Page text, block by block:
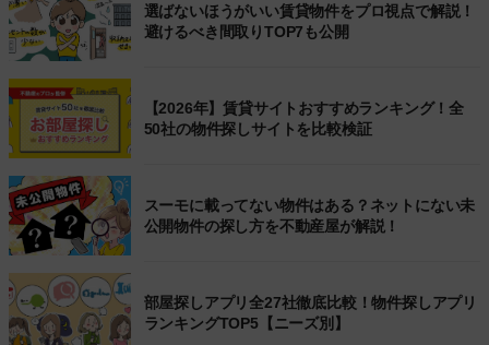
選ばないほうがいい賃貸物件をプロ視点で解説！
避けるべき間取りTOP7も公開
【2026年】賃貸サイトおすすめランキング！全
50社の物件探しサイトを比較検証
スーモに載ってない物件はある？ネットにない未
公開物件の探し方を不動産屋が解説！
部屋探しアプリ全27社徹底比較！物件探しアプリ
ランキングTOP5【ニーズ別】